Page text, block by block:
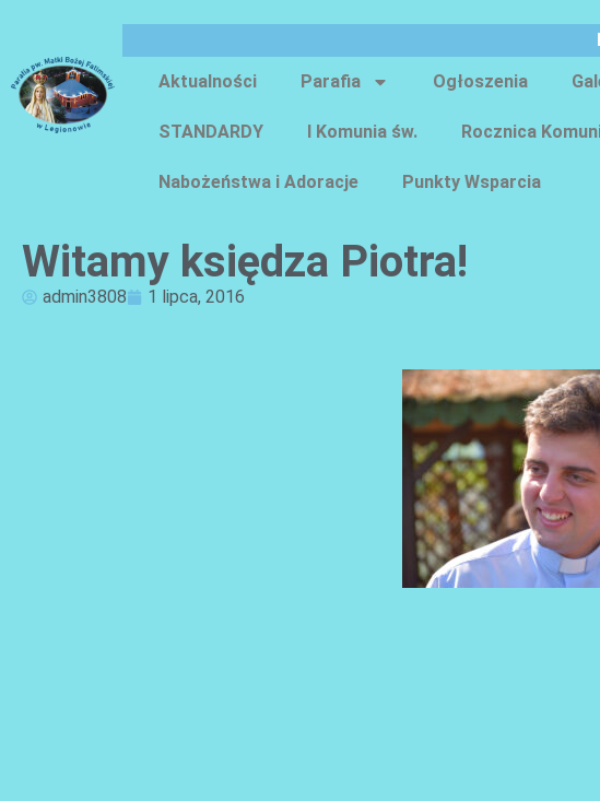
Aktualności
Parafia Ogłoszenia
STANDARDY I Komunia św. Rocznica
Nabożeństwa i Adoracje Punkty Wsparcia
Witamy księdza Piotra!
admin3808 1 lipca, 2016